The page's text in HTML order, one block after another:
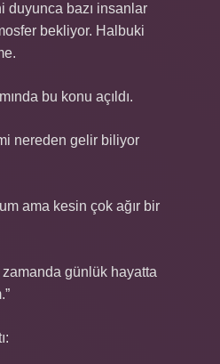
duyunca bazı insanlar
bekliyor. Halbuki
bu konu açıldı.
nereden gelir biliyor
ama kesin çok ağır bir
zamanda günlük hayatta